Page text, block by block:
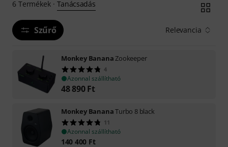
6 Termékek· Tanácsadás
Szűrő Relevancia
Monkey Banana Zookeeper
4
Azonnal szállítható
48 890 Ft
Monkey BananaTurbo 8 black
11
Azonnal szállítható
140 400 Ft